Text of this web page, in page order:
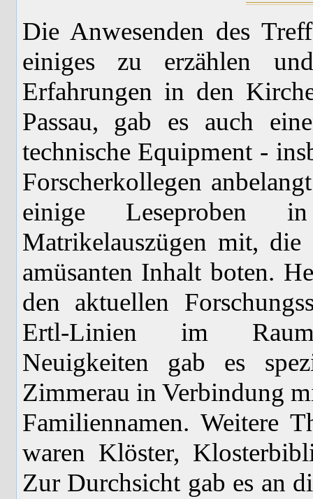
Die Anwesenden des
einiges zu erzählen
Erfahrungen in den
Passau, gab es auch
technische Equipment -
Forscherkollegen
einige Leseproben
Matrikelauszügen mit,
amüsanten Inhalt boten.
den aktuellen
Ertl-Linien im Raum
Neuigkeiten gab es
Zimmerau in Verbindung
Familiennamen. Weitere
waren Klöster,
Zur Durchsicht gab es an